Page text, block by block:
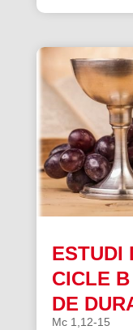
ESTUDI
CICLE
DE
Mc 1,12-15